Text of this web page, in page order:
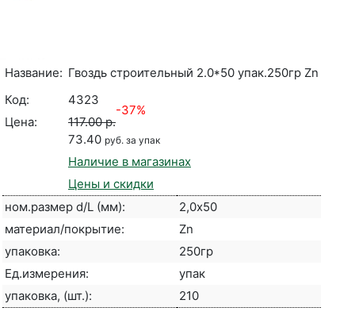
Название: Гвоздь строительный 2.0*50 упак.250гр Zn
Код:
4323
Цена:
117.00 р.
-37%
73.40 руб. за упак
Наличие в магазинах
Цены и скидки
ном.размер d/L (мм):
2,0х50
материал/покрытие:
Zn
упаковка:
250гр
Ед.измерения:
упак
упаковка, (шт.):
210